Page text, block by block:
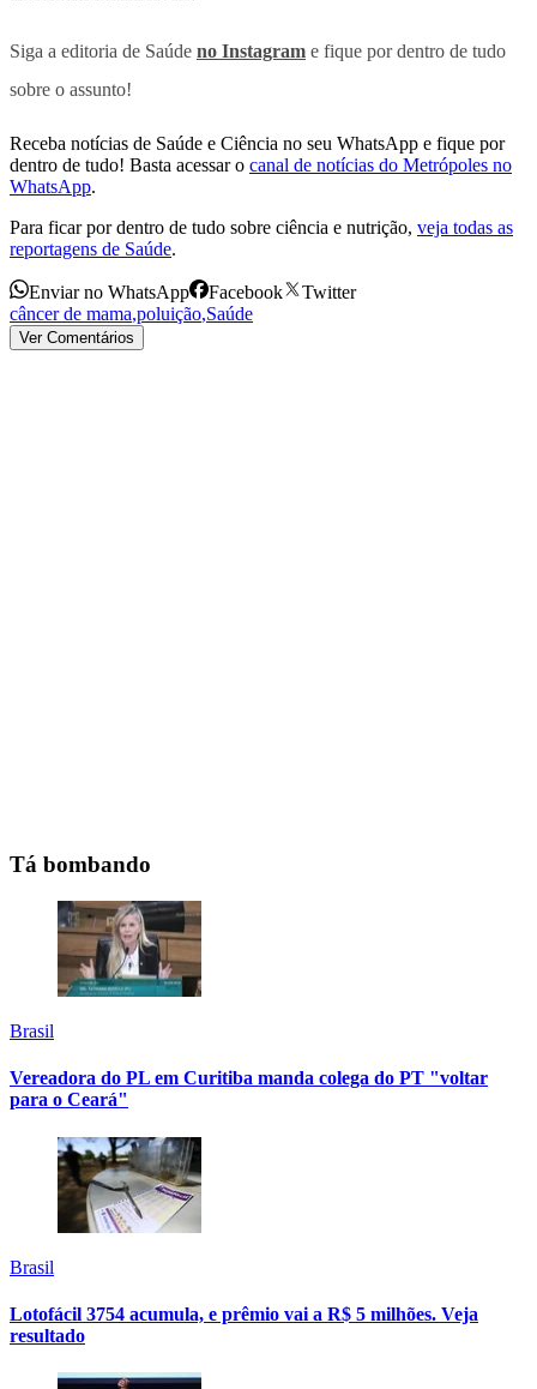
Siga a editoria de Saúde no Instagram e fique por dentro de tudo
sobre o assunto!
Receba notícias de Saúde e Ciência no seu WhatsApp e fique por
dentro de tudo! Basta acessar o canal de notícias do Metrópoles no
WhatsApp.
Para ficar por dentro de tudo sobre ciência e nutrição, veja todas as
reportagens de Saúde.
Enviar no WhatsApp Facebook
Twitter
câncer de mama,poluição,Saúde
Ver Comentários
Tá bombando
Brasil
Vereadora do PL em Curitiba manda colega do PT "voltar
para o Ceará"
Brasil
Lotofácil 3754 acumula, e prêmio vai a R$ 5 milhões. Veja
resultado